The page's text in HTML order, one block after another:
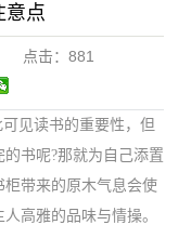
意点
点击： 881
见读书的重要性，但
书呢?那就为自己添置
带来的原木气息会使
高雅的品味与情操。